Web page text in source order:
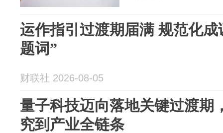
运作指引过渡期届满 规范化
题词”
财联社 2026-08-05
量子科技迈向落地关键过渡期
究到产业全链条